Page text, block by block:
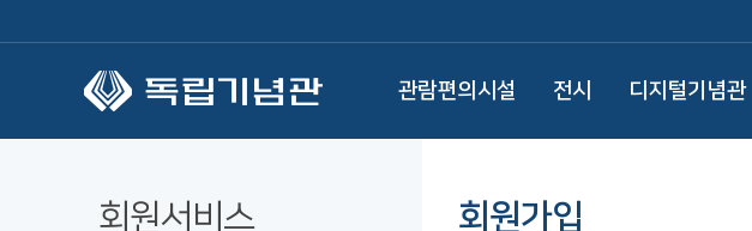
관람편의시설 전시 디지털기념관
회원서비스 회원가입